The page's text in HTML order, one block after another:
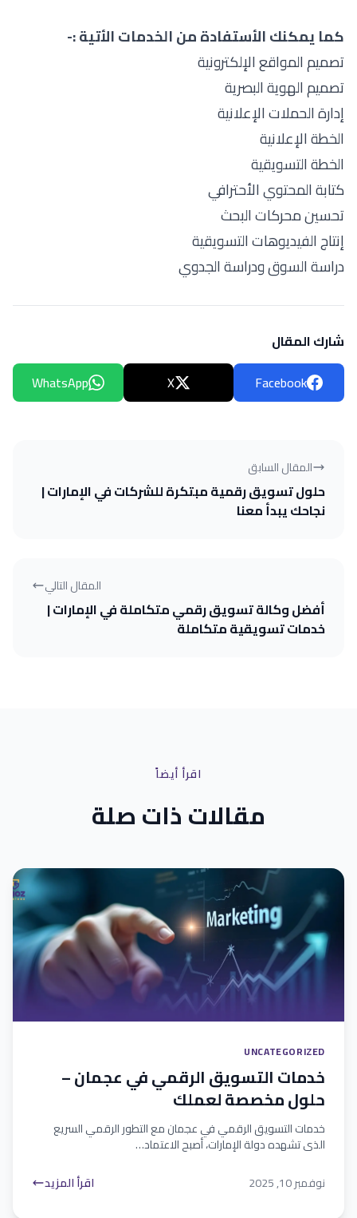
كما يمكنك الأستفادة من الخدمات الأتية :-
تصميم المواقع الإلكترونية
تصميم الهوية البصرية
إدارة الحملات الإعلانية
الخطة الإعلانية
الخطة التسويقية
كتابة المحتوي الأحترافي
تحسين محركات البحث
إنتاج الفيديوهات التسويقية
دراسة السوق ودراسة الجدوي
شارك المقال
Facebook
X
WhatsApp
المقال السابق
حلول تسويق رقمية مبتكرة للشركات في الإمارات |
نجاحك يبدأ معنا
المقال التالي
أفضل وكالة تسويق رقمي متكاملة في الإمارات |
خدمات تسويقية متكاملة
اقرأ أيضاً
مقالات ذات صلة
UNCATEGORIZED
خدمات التسويق الرقمي في عجمان –
حلول مخصصة لعملك
خدمات التسويق الرقمي في عجمان مع التطور الرقمي السريع
الذي تشهده دولة الإمارات، أصبح الاعتماد…
نوفمبر 10, 2025
اقرأ المزيد